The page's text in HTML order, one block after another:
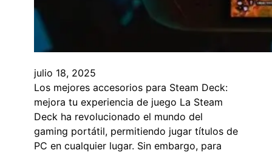
julio 18, 2025
Los mejores accesorios para Steam Deck:
mejora tu experiencia de juego La Steam
Deck ha revolucionado el mundo del
gaming portátil, permitiendo jugar títulos de
PC en cualquier lugar. Sin embargo, para